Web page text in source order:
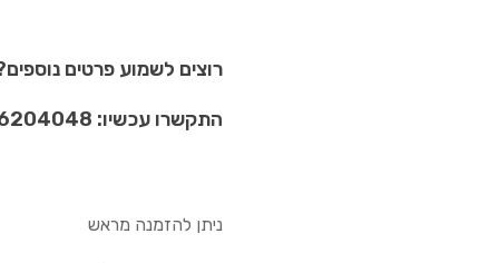
רוצים לשמוע פרטים
התקשרו עכשיו: 052-6204048
ניתן להזמנה מראש